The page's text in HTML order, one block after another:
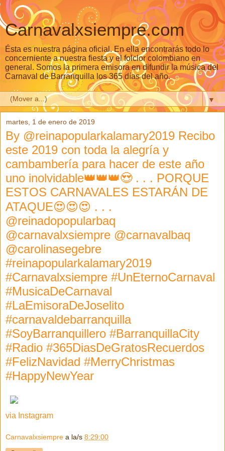
Carnavalxsiempre.com
Ésta es nuestra página oficial. En ella encontrarás todo lo
concerniente a nuestra fiesta y el folclor colombiano en
general. Somos la primera emisora en difundir la música del
Carnaval de Barranquilla los 365 días del año.
▼
martes, 1 de enero de 2019
By @reinapopularkalamary2019 Recibo
este 2019 con toda la alegría y
cambambería para hacer de este año
uno inolvidable👑👑👑😍 . . . PORQUE
ESTOS CARNAVALES ESTARÁN DE
ATAQUE😍😍😍 . . .
@reinadopopularbaq
@carnavalxsiempre @carnavalbaq
@carolinasegebre
#reinapopularkalamary2019
#Carnavalxsiempre #UnEternoCarnaval
#MusicaDeCarnaval
#LaEmisoraDeJoselito
#carnavaldebarranquilla
#SoyBarranquillero #BarranquillaCity
#Radio #365DiasDeGratosRecuerdos
#FelizNavidad #MerryChristmas
#HappyNewYear
via Instagram
Carnavalxsiempre a la/s 8:29:00